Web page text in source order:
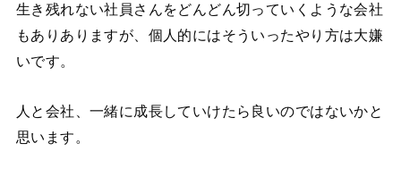
生き残れない社員さんをどんどん切っていくような会社
もありありますが、個人的にはそういったやり方は大嫌
いです。
人と会社、一緒に成長していけたら良いのではないかと
思います。